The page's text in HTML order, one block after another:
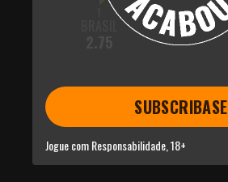
SUBSCRIBASE
Jogue com Responsabilidade, 18+